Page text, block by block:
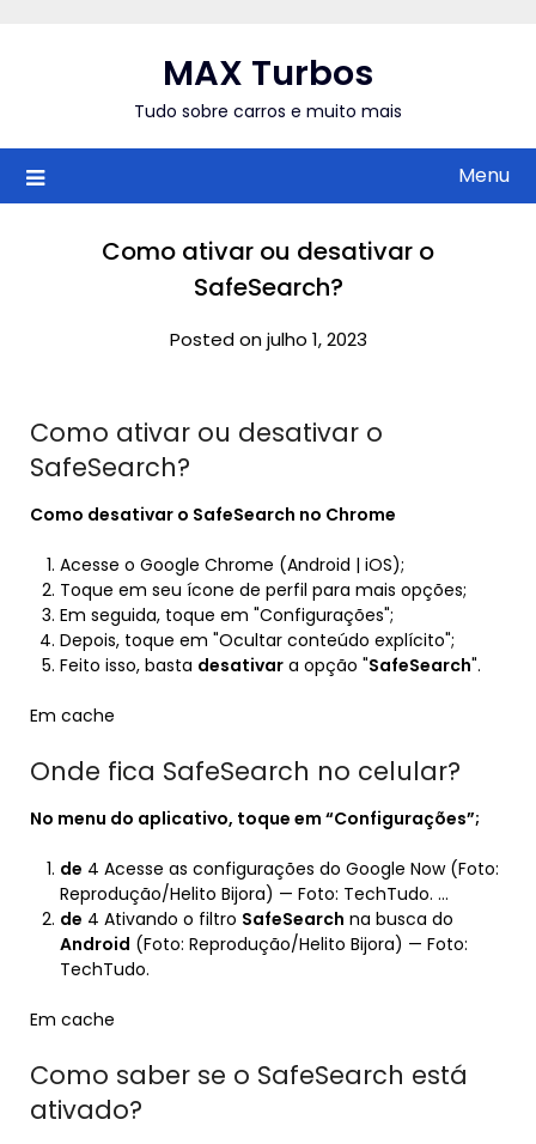
MAX Turbos
Tudo sobre carros e muito mais
Menu
Como ativar ou desativar o
SafeSearch?
Posted on julho 1, 2023
Como ativar ou desativar o
SafeSearch?
Como desativar o SafeSearch no Chrome
Acesse o Google Chrome (Android | iOS);
Toque em seu ícone de perfil para mais opções;
Em seguida, toque em "Configurações";
Depois, toque em "Ocultar conteúdo explícito";
Feito isso, basta desativar a opção "SafeSearch".
Em cache
Onde fica SafeSearch no celular?
No menu do aplicativo, toque em “Configurações”;
de 4 Acesse as configurações do Google Now (Foto:
Reprodução/Helito Bijora) — Foto: TechTudo. …
de 4 Ativando o filtro SafeSearch na busca do
Android (Foto: Reprodução/Helito Bijora) — Foto:
TechTudo.
Em cache
Como saber se o SafeSearch está
ativado?